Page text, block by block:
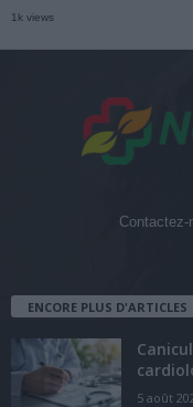
1k views
Contactez-
ENCORE PLUS D'ARTICLES
5 août